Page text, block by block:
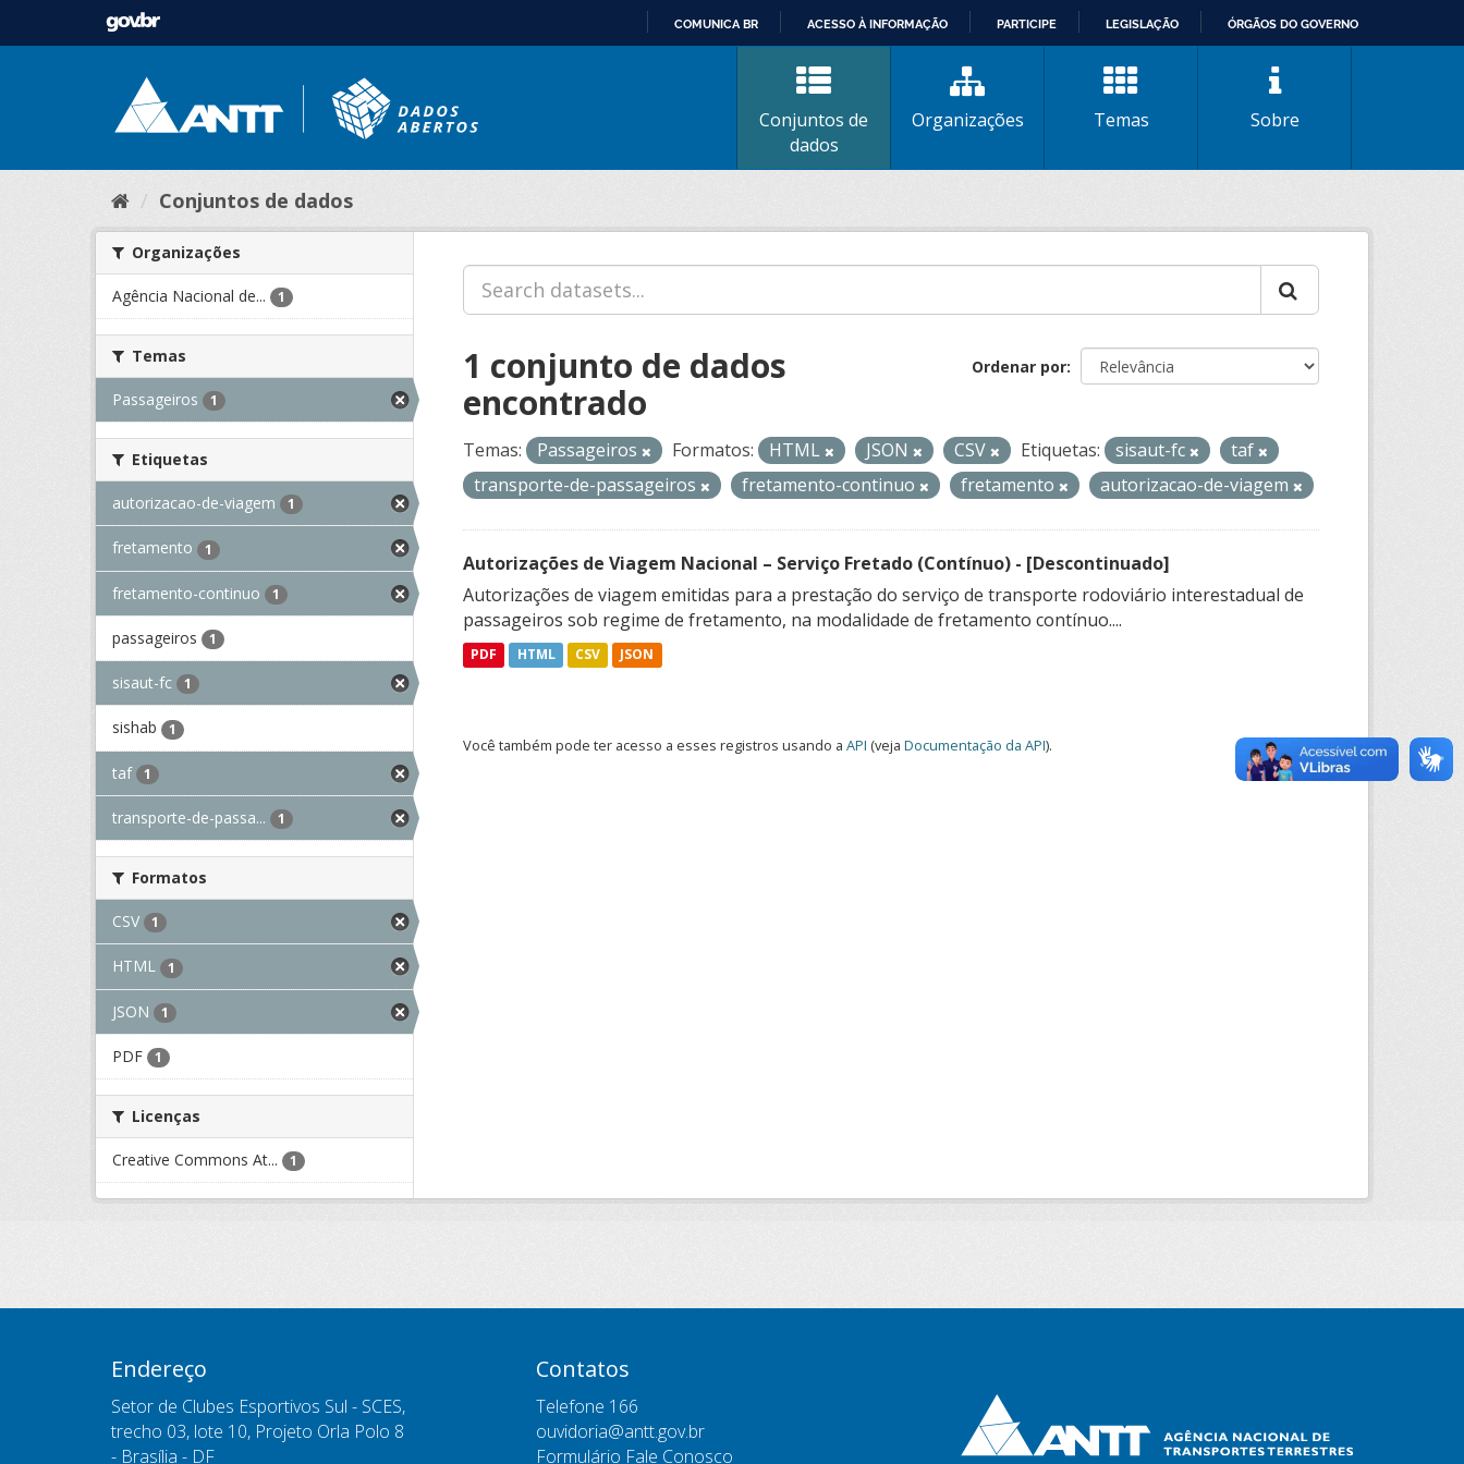
CONTEÚDO
COMUNICA BR ACESSO À INFORMAÇÃO PARTICIPE LEGISLAÇÃO ÓRGÃOS DO GOVERNO
Conjuntos de
dados
Organizações Temas Sobre
Conjuntos de dados
Organizações
Agência Nacional de... 1
Temas
Passageiros 1
Etiquetas
autorizacao-de-viagem 1
fretamento 1
fretamento-continuo 1
passageiros 1
sisaut-fc 1
sishab 1
taf 1
transporte-de-passa... 1
Formatos
CSV 1
HTML 1
JSON 1
PDF 1
Licenças
Creative Commons At... 1
Ordenar por
1 conjunto de dados
encontrado
Temas: Passageiros Formatos: HTML JSON CSV Etiquetas: sisaut-fc
taf
transporte-de-passageiros
fretamento-continuo fretamento autorizacao-de-viagem
Autorizações de Viagem Nacional – Serviço Fretado (Contínuo) - [Descontinuado]
Autorizações de viagem emitidas para a prestação do serviço de transporte rodoviário interestadual de
passageiros sob regime de fretamento, na modalidade de fretamento contínuo....
PDF HTML CSV JSON
Você também pode ter acesso a esses registros usando a API (veja Documentação da API).
Endereço
Setor de Clubes Esportivos Sul - SCES,
trecho 03, lote 10, Projeto Orla Polo 8
- Brasília - DF
Contatos
Telefone 166
ouvidoria@antt.gov.br
Formulário Fale Conosco